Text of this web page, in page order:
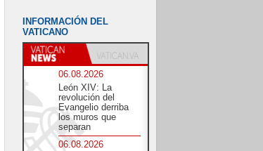
INFORMACIÓN DEL
VATICANO
06.08.2026
León XIV: La
revolución del
Evangelio derriba
los muros que
separan
06.08.2026